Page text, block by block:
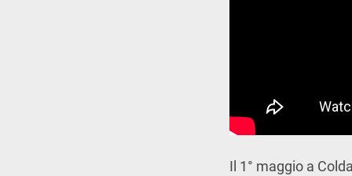
Il 1° maggio a